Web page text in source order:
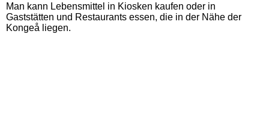
Man kann Lebensmittel in Kiosken kaufen oder in
Gaststätten und Restaurants essen, die in der Nähe der
Kongeå liegen.